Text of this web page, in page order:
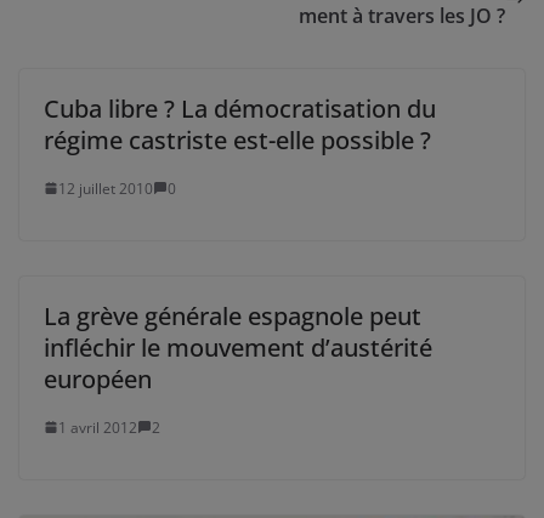
ment à travers les JO ?
Cuba libre ? La démocratisation du
régime castriste est-elle possible ?
12 juillet 2010 0
La grève générale espagnole peut
infléchir le mouvement d’austérité
européen
1 avril 2012 2